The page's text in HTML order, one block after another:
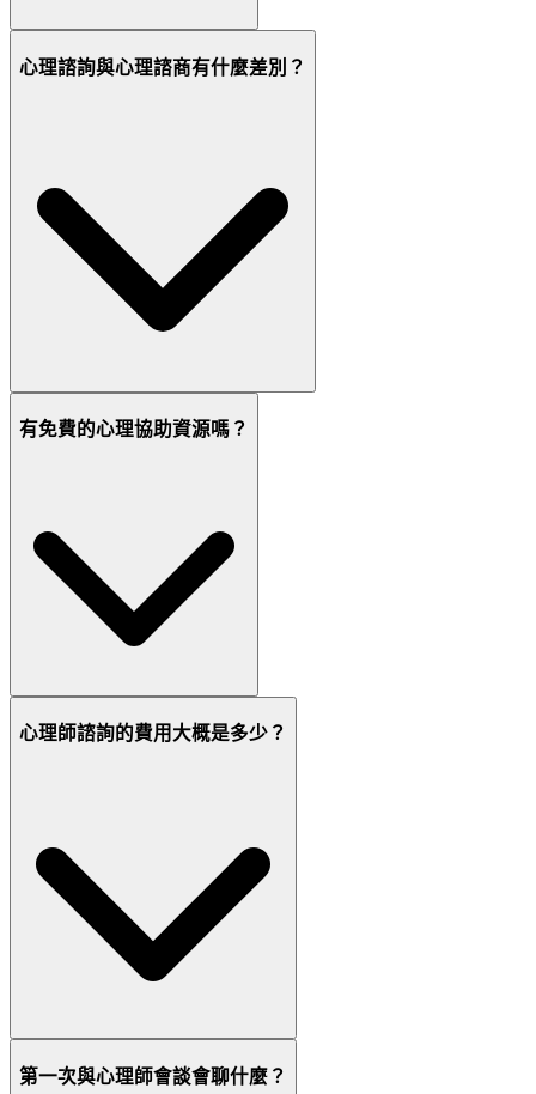
心理諮詢與心理諮商有什麼差別？
有免費的心理協助資源嗎？
心理師諮詢的費用大概是多少？
第一次與心理師會談會聊什麼？